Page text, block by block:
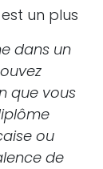
un plus
dans un
que vous
ou
de